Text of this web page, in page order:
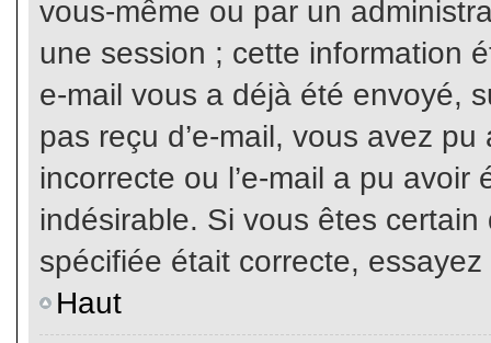
vous-même ou par un
une session ; cette information
e-mail vous a déjà été envoyé,
pas reçu d’e-mail, vous avez
incorrecte ou l’e-mail a pu
indésirable. Si vous êtes
spécifiée était correcte,
Haut